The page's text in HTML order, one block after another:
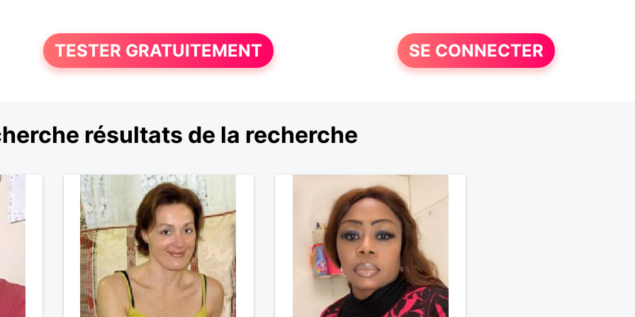
TESTER GRATUITEMENT SE CONNECTER
résultats de la recherche